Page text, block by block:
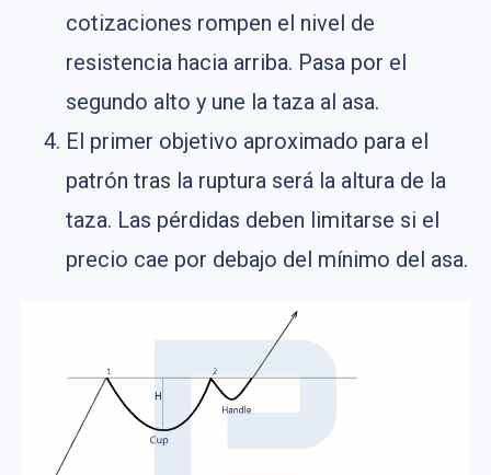
cotizaciones rompen el nivel de
resistencia hacia arriba. Pasa por el
segundo alto y une la taza al asa.
El primer objetivo aproximado para el
patrón tras la ruptura será la altura de la
taza. Las pérdidas deben limitarse si el
precio cae por debajo del mínimo del asa.